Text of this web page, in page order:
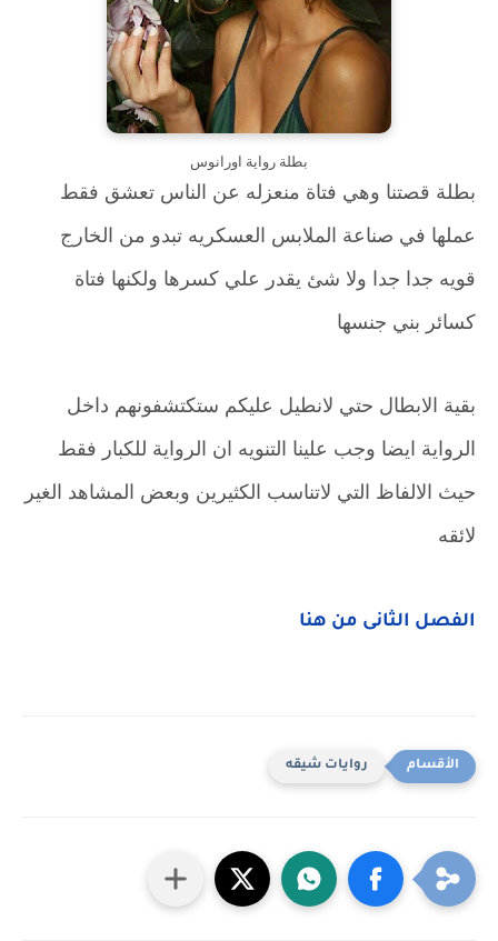
بطلة رواية اورانوس
بطلة قصتنا وهي فتاة منعزله عن الناس تعشق فقط
عملها في صناعة الملابس العسكريه تبدو من الخارج
قويه جدا جدا ولا شئ يقدر علي كسرها ولكنها فتاة
كسائر بني جنسها
بقية الابطال حتي لانطيل عليكم ستكتشفونهم داخل
الرواية ايضا وجب علينا التنويه ان الرواية للكبار فقط
حيث الالفاظ التي لاتناسب الكثيرين وبعض المشاهد الغير
لائقه
الفصل الثانى من هنا
روايات شيقه